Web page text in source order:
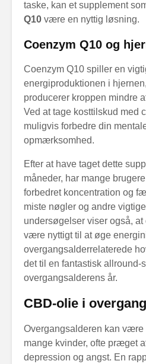
taske, kan et supplement
Q10 være en nyttig løsning.
Coenzym Q10 og
Coenzym Q10 spiller en
energiproduktionen i
producerer kroppen mindre
Ved at tage kosttilskud med
muligvis forbedre din
opmærksomhed.
Efter at have taget dette
måneder, har mange
forbedret koncentration og
miste nøgler og andre
undersøgelser viser også, at
være nyttigt til at øge
overgangsalderrelaterede
det til en fantastisk allround-
overgangsalderens år.
CBD-olie i
Overgangsalderen kan være
mange kvinder, ofte præget
depression og angst. En